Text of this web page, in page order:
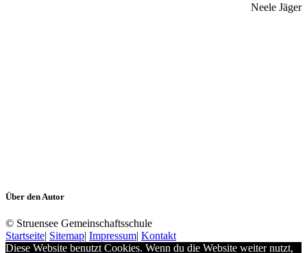
Neele Jäger
Über den Autor
© Struensee Gemeinschaftsschule
Startseite| Sitemap| Impressum| Kontakt
Diese Website benutzt Cookies. Wenn du die Website weiter nutzt,